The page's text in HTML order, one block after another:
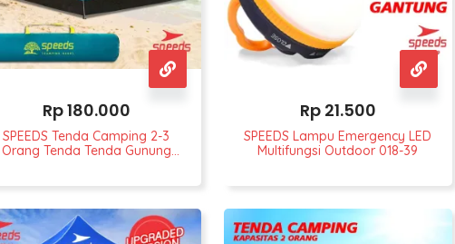
Rp180.000
SPEEDS Tenda Camping 2-3
Orang Tenda Tenda Gunung
Rp21.500
SPEEDS Lampu Emergency LED
Multifungsi Outdoor 018-39